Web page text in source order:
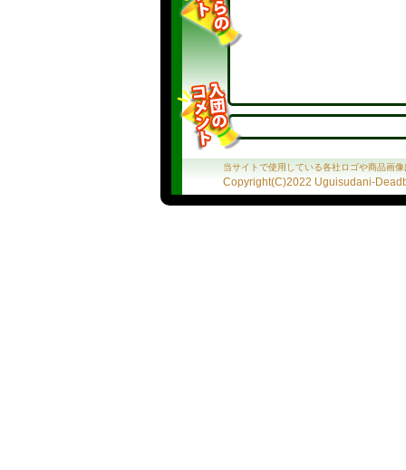
当サイトで使用している各社ロゴや商品画
Copyright(C)2022 Uguisudani-